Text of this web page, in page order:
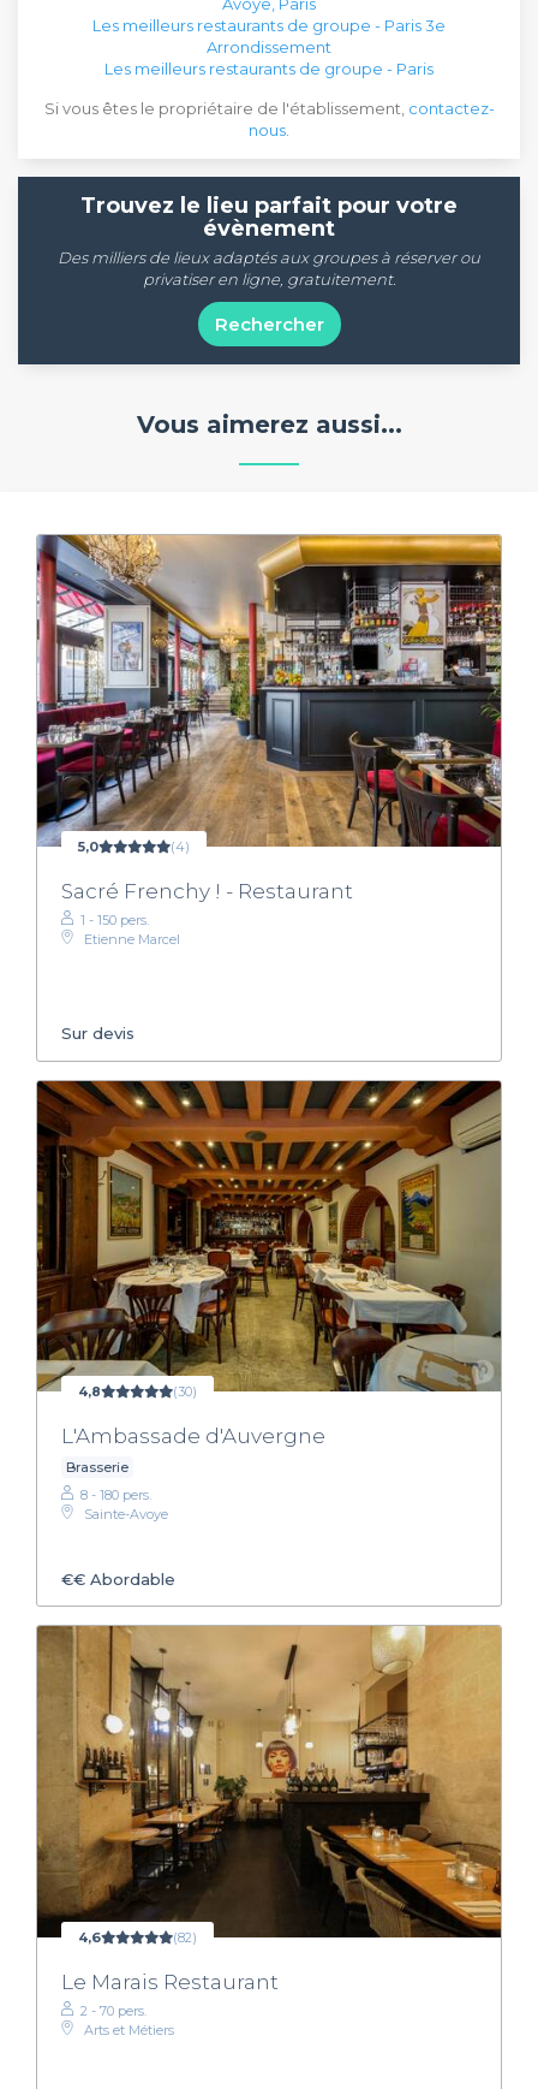
Les meilleurs restaurants de groupe - Paris 3e
Arrondissement
Les meilleurs restaurants de groupe - Paris
Si vous êtes le propriétaire de l'établissement, contactez-
nous
Trouvez le lieu parfait pour votre
évènement
Des milliers de lieux adaptés aux groupes à réserver ou
privatiser en ligne, gratuitement.
Rechercher
Vous aimerez aussi...
5,0 (4)
Sacré Frenchy ! - Restaurant
1 - 150 pers.
Etienne Marcel
Sur devis
4,8 (30)
L'Ambassade d'Auvergne
Brasserie
8 - 180 pers.
Sainte-Avoye
€€ Abordable
4,6 (82)
Le Marais Restaurant
2 - 70 pers.
Arts et Métiers